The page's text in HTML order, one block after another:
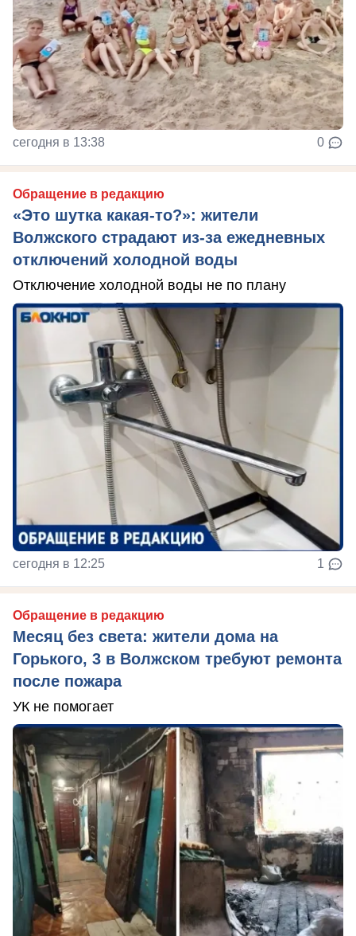
сегодня в 13:38 0
Обращение в редакцию
«Это шутка какая-то?»: жители
Волжского страдают из‑за ежедневных
отключений холодной воды
Отключение холодной воды не по плану
сегодня в 12:25 1
Обращение в редакцию
Месяц без света: жители дома на
Горького, 3 в Волжском требуют ремонта
после пожара
УК не помогает